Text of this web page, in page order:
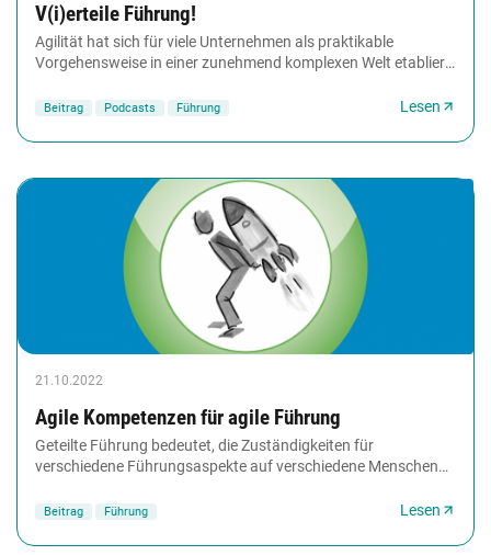
V(i)erteile Führung!
Agilität hat sich für viele Unternehmen als praktikable
Vorgehensweise in einer zunehmend komplexen Welt etabliert.
Beitrag Podcasts Führung Lesen
21.10.2022
Agile Kompetenzen für agile Führung
Geteilte Führung bedeutet, die Zuständigkeiten für
verschiedene Führungsaspekte auf verschiedene Menschen
Beitrag Führung Lesen